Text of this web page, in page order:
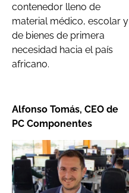
contenedor lleno de
material médico, escolar y
de bienes de primera
necesidad hacia el país
africano.
Alfonso Tomás, CEO de
PC Componentes